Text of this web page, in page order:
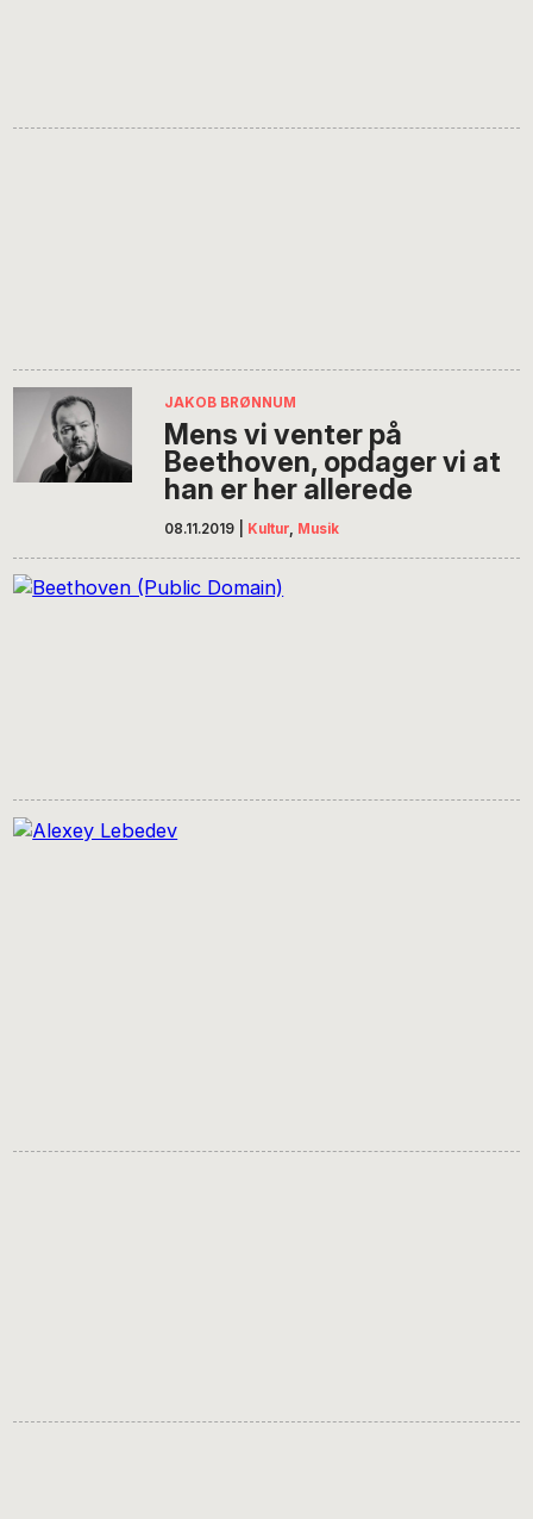
JAKOB BRØNNUM
Mens vi venter på
Beethoven, opdager vi at
han er her allerede
08.11.2019 Kultur, Musik